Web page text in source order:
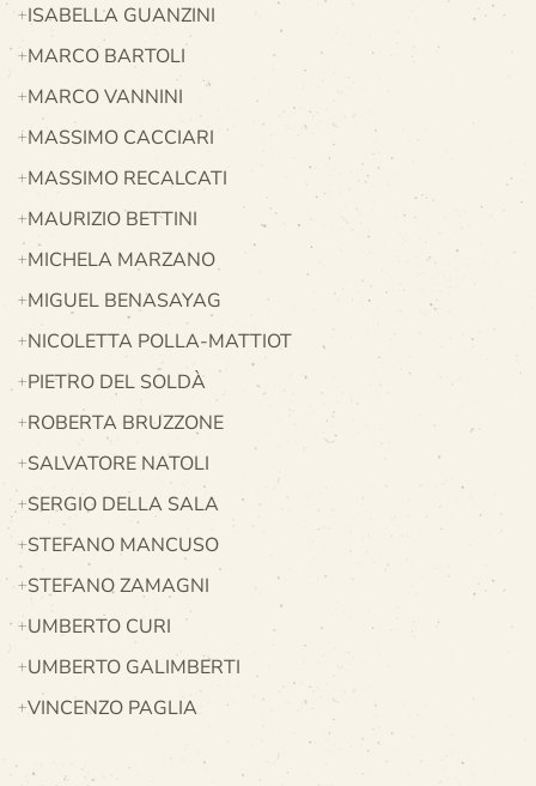
ISABELLA GUANZINI
MARCO BARTOLI
MARCO VANNINI
MASSIMO CACCIARI
MASSIMO RECALCATI
MAURIZIO BETTINI
MICHELA MARZANO
MIGUEL BENASAYAG
NICOLETTA POLLA-MATTIOT
PIETRO DEL SOLDÀ
ROBERTA BRUZZONE
SALVATORE NATOLI
SERGIO DELLA SALA
STEFANO MANCUSO
STEFANO ZAMAGNI
UMBERTO CURI
UMBERTO GALIMBERTI
VINCENZO PAGLIA